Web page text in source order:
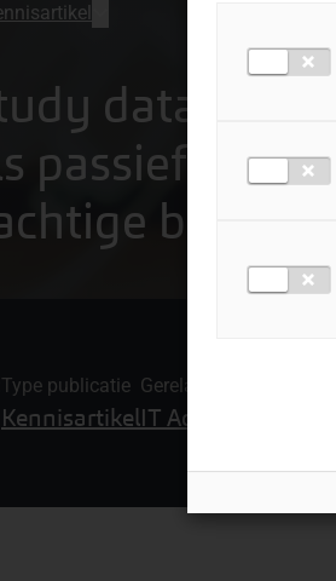
passief
bron
Type publicatie
Kennisartikel
Gerelateerde
IT Advisory,